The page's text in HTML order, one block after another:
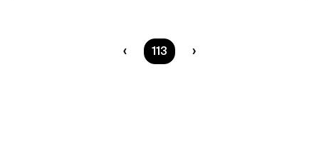
You are on page
113